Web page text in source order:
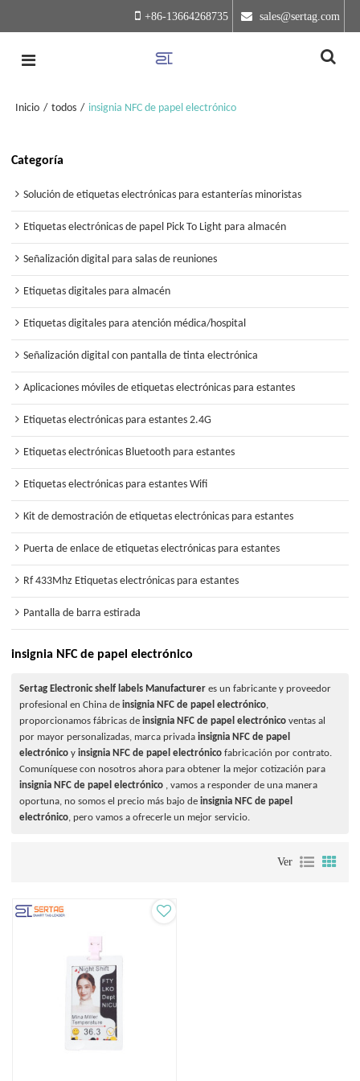
+86-13664268735 sales@sertag.com
Inicio / todos / insignia NFC de papel electrónico
Categoría
Solución de etiquetas electrónicas para estanterías minoristas
Etiquetas electrónicas de papel Pick To Light para almacén
Señalización digital para salas de reuniones
Etiquetas digitales para almacén
Etiquetas digitales para atención médica/hospital
Señalización digital con pantalla de tinta electrónica
Aplicaciones móviles de etiquetas electrónicas para estantes
Etiquetas electrónicas para estantes 2.4G
Etiquetas electrónicas Bluetooth para estantes
Etiquetas electrónicas para estantes Wifi
Kit de demostración de etiquetas electrónicas para estantes
Puerta de enlace de etiquetas electrónicas para estantes
Rf 433Mhz Etiquetas electrónicas para estantes
Pantalla de barra estirada
insignia NFC de papel electrónico
Sertag Electronic shelf labels Manufacturer es un fabricante y proveedor
profesional en China deinsignia NFC de papel electrónico,
proporcionamos fábricas deinsignia NFC de papel electrónico ventas al
por mayor personalizadas, marca privadainsignia NFC de papel
electrónico yinsignia NFC de papel electrónico fabricación por contrato.
Comuníquese con nosotros ahora para obtener la mejor cotización para
insignia NFC de papel electrónico , vamos a responder de una manera
oportuna, no somos el precio más bajo deinsignia NFC de papel
electrónico, pero vamos a ofrecerle un mejor servicio.
Ver